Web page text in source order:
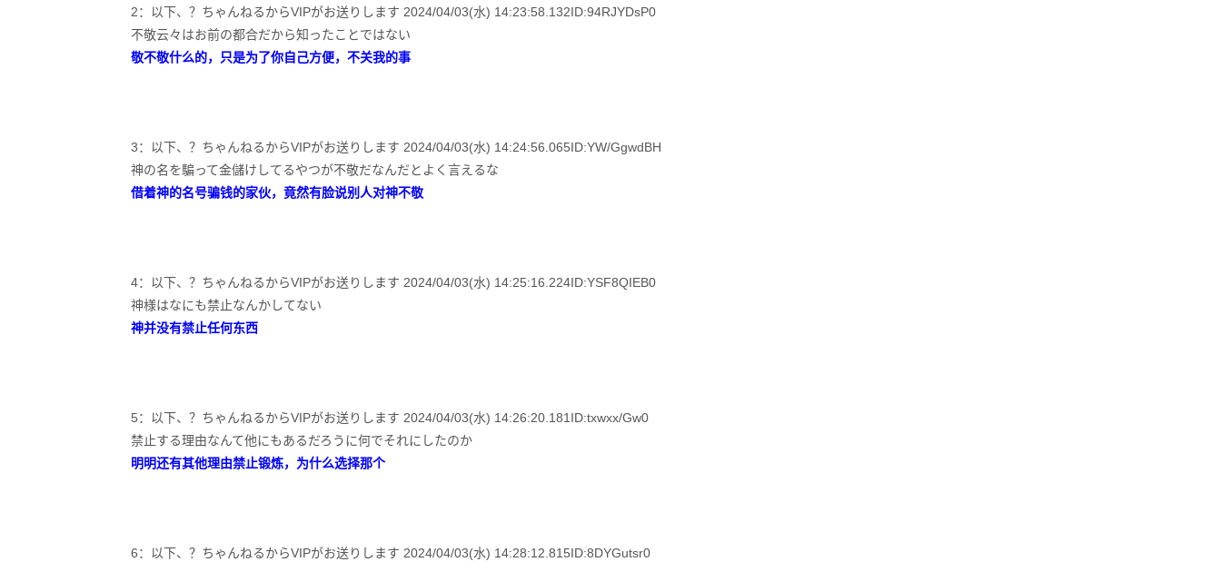
2：以下、？ちゃんねるからVIPがお送りします 2024/04/03(水) 14:23:58.132ID:94RJYDsP0
不敬云々はお前の都合だから知ったことではない
敬不敬什么的，只是为了你自己方便，不关我的事
3：以下、？ちゃんねるからVIPがお送りします 2024/04/03(水) 14:24:56.065ID:YW/GgwdBH
神の名を騙って金儲けしてるやつが不敬だなんだとよく言えるな
借着神的名号骗钱的家伙，竟然有脸说别人对神不敬
4：以下、？ちゃんねるからVIPがお送りします 2024/04/03(水) 14:25:16.224ID:YSF8QIEB0
神様はなにも禁止なんかしてない
神并没有禁止任何东西
5：以下、？ちゃんねるからVIPがお送りします 2024/04/03(水) 14:26:20.181ID:txwxx/Gw0
禁止する理由なんて他にもあるだろうに何でそれにしたのか
明明还有其他理由禁止锻炼，为什么选择那个
6：以下、？ちゃんねるからVIPがお送りします 2024/04/03(水) 14:28:12.815ID:8DYGutsr0